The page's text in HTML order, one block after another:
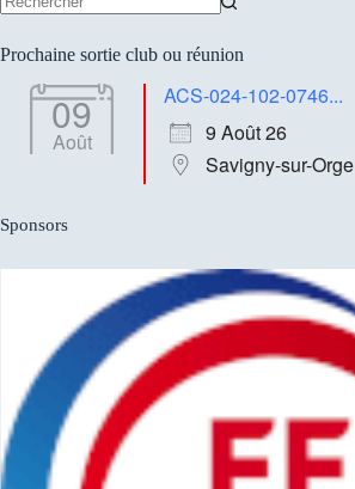
résultat
Prochaine sortie club ou réunion
09
Août
ACS-024-102-0746...
9 Août 26
Savigny-sur-Orge
Sponsors